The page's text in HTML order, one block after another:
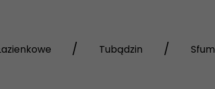
Tubądzin